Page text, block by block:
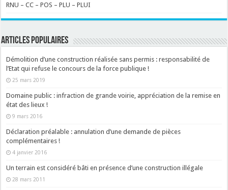
RNU – CC – POS – PLU – PLUI
ARTICLES POPULAIRES
Démolition d’une construction réalisée sans permis : responsabilité de
l’Etat qui refuse le concours de la force publique !
25 mars 2019
Domaine public : infraction de grande voirie, appréciation de la remise en
état des lieux !
9 mars 2016
Déclaration préalable : annulation d’une demande de pièces
complémentaires !
4 janvier 2016
Un terrain est considéré bâti en présence d’une construction illégale
28 mars 2011